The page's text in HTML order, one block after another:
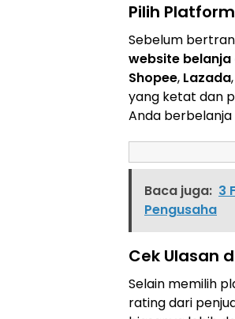
Pilih
Sebelum
website
Shopee, Lazada,
yang ketat dan
Anda berbelanja
Baca juga: 3
Pengusaha
Cek Ulasan
Selain memilih
rating dari